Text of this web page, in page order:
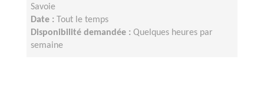
Savoie
Date :
Tout le temps
Disponibilité demandée : Quelques heures par
semaine